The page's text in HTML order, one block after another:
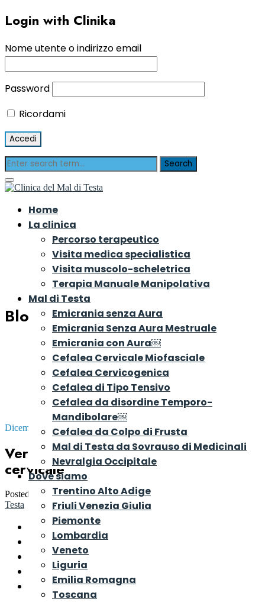
Login with Clinika
Nome utente o indirizzo email
Password
Ricordami
Home
La clinica
Percorso terapeutico
Visita medica specialistica
Visita muscolo-scheletrica
Terapia Manuale Manipolativa
Mal di Testa
Emicrania senza Aura
Emicrania Senza Aura Mestruale
Emicrania con Aura￼
Cefalea Cervicale Miofasciale
Cefalea Cervicogenica
Cefalea di Tipo Tensivo
Cefalea da disordine Temporo-
Mandibolare￼
Cefalea da Colpo di Frusta
Mal di Testa da Sovrauso di Medicinali
Nevralgia Occipitale
Dove siamo
Trentino Alto Adige
Friuli Venezia Giulia
Piemonte
Lombardia
Veneto
Liguria
Emilia Romagna
Toscana
Blog
Dicembre 14, 2023
Vertigini – Emicrania vestibolare e
cervicale
Posted byDr. Riccardo Rosa inConsigli e Rimedi per il Mal di
Testa
Introduzione
Emicrania Vestibolare e Cervicale
Emicrania Vestibolare: sintomi
Emicrania e Cinetosi
Valutazione e Trattamento